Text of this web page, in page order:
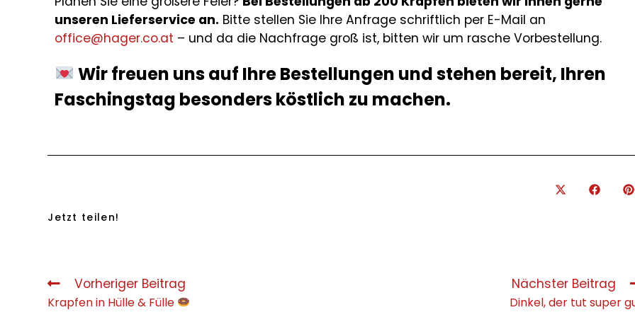
unseren Lieferservice an. Bitte stellen Sie Ihre Anfrage schriftlich per E-Mail an
office@hager.co.at – und da die Nachfrage groß ist, bitten wir um rasche Vorbestellung.
Wir freuen uns auf Ihre Bestellungen und stehen bereit, Ihren
Faschingstag besonders köstlich zu machen.
Jetzt teilen!
Vorheriger Beitrag
Krapfen in Hülle & Fülle
Nächster Beitrag
Dinkel, der tut super